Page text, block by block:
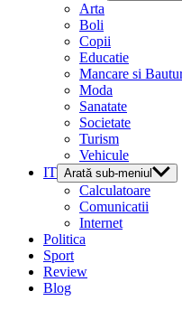
Arta
Boli
Copii
Educatie
Mancare si
Moda
Sanatate
Societate
Turism
Vehicule
IT Arată sub-meniul
Calculatoare
Comunicatii
Internet
Politica
Sport
Review
Blog